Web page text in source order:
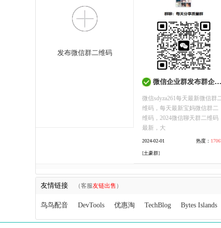
发布微信群二维码
微信企业群发布群企业群二维码企业群聊加入企业群大全
微信sdyza261每天最新微信群
维码，每天最新宝妈微信群二
维码，2024微信聊天群二维码
最新，大
2024-02-01 热度：
[土豪群]
友情链接 （客服友链出售 ）
鸟鸟配音 DevTools 优惠淘 TechBlog Bytes Islands